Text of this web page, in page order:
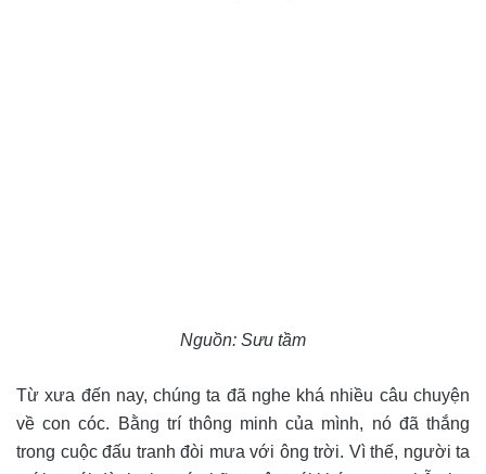
Nguồn: Sưu tầm
Từ xưa đến nay, chúng ta đã nghe khá nhiều câu chuyện
về con cóc. Bằng trí thông minh của mình, nó đã thắng
trong cuộc đấu tranh đòi mưa với ông trời. Vì thế, người ta